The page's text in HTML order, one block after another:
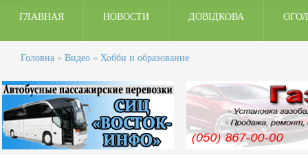
ГЛАВНАЯ НОВОСТИ ДОВІДКОВА
Головна » Видео » Хобби и образование